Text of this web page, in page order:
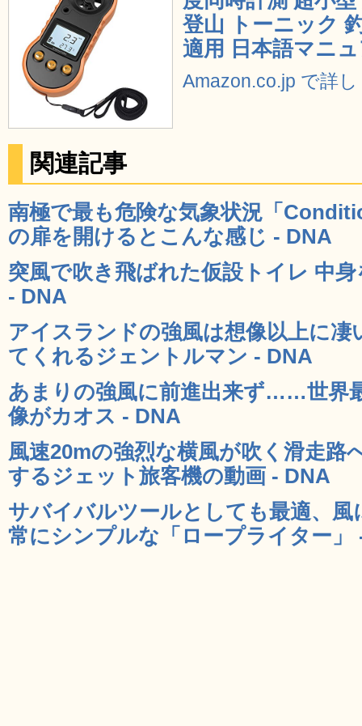
登山 トーニック
適用 日本語マニ
Amazon.co.jp で詳
関連記事
南極で最も危険な気象状況「
の扉を開けるとこんな感じ - DNA
突風で吹き飛ばれた仮設トイレ 中
- DNA
アイスランドの強風は想像以上に
てくれるジェントルマン - DNA
あまりの強風に前進出来ず……世界
像がカオス - DNA
風速20mの強烈な横風が吹く滑走路
するジェット旅客機の動画 - DNA
サバイバルツールとしても最適、
常にシンプルな「ロープライター」